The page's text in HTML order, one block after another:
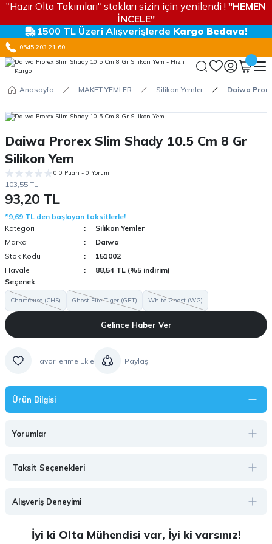
"Hazır Olta Takımları" stokları sizin için yenilendi ! "HEMEN
İNCELE"
1500 TL Üzeri Alışverişlerde Kargo Bedava!
0545 203 21 60
Anasayfa MAKET YEMLER Silikon Yemler Daiwa
Daiwa Prorex Slim Shady 10.5 Cm 8 Gr
Silikon Yem
0.0 Puan - 0 Yorum
103,55 TL
93,20 TL
*9,69 TL den başlayan taksitlerle!
Kategori
Silikon Yemler
Marka
Daiwa
Stok Kodu
151002
Havale
88,54 TL (%5 indirim)
Seçenek
Chartreuse (CHS) Ghost Fire Tiger (GFT) White Ghost (WG)
Gelince Haber Ver
Paylaş
Ürün Bilgisi
Yorumlar
Taksit Seçenekleri
Alışveriş Deneyimi
İyi ki Olta Mühendisi var, İyi ki varsınız!